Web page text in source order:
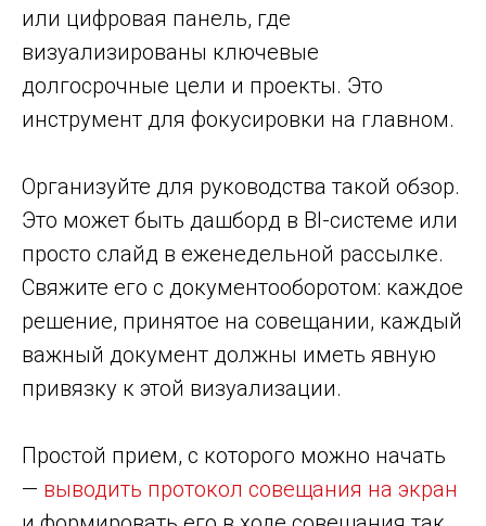
или цифровая панель, где
визуализированы ключевые
долгосрочные цели и проекты. Это
инструмент для фокусировки на главном.
Организуйте для руководства такой обзор.
Это может быть дашборд в BI-системе или
просто слайд в еженедельной рассылке.
Свяжите его с документооборотом: каждое
решение, принятое на совещании, каждый
важный документ должны иметь явную
привязку к этой визуализации.
Простой прием, с которого можно начать
— выводить протокол совещания на экран